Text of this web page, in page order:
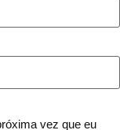
vez que eu